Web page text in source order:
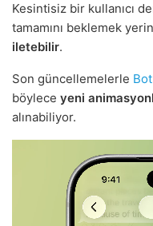
Kesintisiz bir kullanıcı
tamamını beklemek
iletebilir.
Son güncellemelerle
böylece yeni
alınabiliyor.